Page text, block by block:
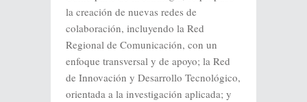
la creación de nuevas redes de
colaboración, incluyendo la Red
Regional de Comunicación, con un
enfoque transversal y de apoyo; la Red
de Innovación y Desarrollo Tecnológico,
orientada a la investigación aplicada; y